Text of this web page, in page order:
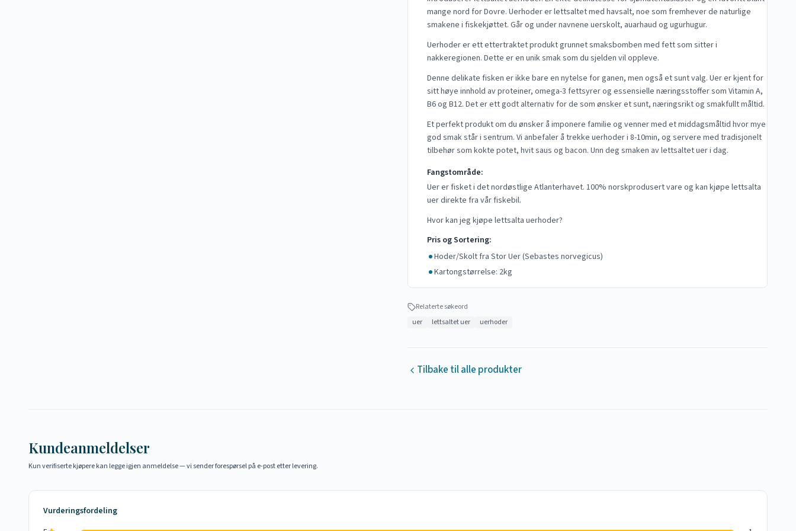
•Tin i kjøleskap over natten for best kvalitet
•Uer har fast, hvitt kjøtt med mild og fin smak
•Passer godt til både steking, ovnsbaking og suppe
•Hel ovnsbakt uer med rotgrønnsaker
mange nord for Dovre. Uerhoder er lettsaltet med havsalt, noe som fremhever de naturlige
smakene i fiskekjøttet. Går og under navnene uerskolt, auarhaud og ugurhugur.
Uerhoder er ett ettertraktet produkt grunnet smaksbomben med fett som sitter i
nakkeregionen. Dette er en unik smak som du sjelden vil oppleve.
Denne delikate fisken er ikke bare en nytelse for ganen, men også et sunt valg. Uer er kjent for
sitt høye innhold av proteiner, omega-3 fettsyrer og essensielle næringsstoffer som Vitamin A,
B6 og B12. Det er ett godt alternativ for de som ønsker et sunt, næringsrikt og smakfullt måltid.
Et perfekt produkt om du ønsker å imponere familie og venner med et middagsmåltid hvor mye
god smak står i sentrum. Vi anbefaler å trekke uerhoder i 8-10min, og servere med tradisjonelt
tilbehør som kokte potet, hvit saus og bacon. Unn deg smaken av lettsaltet uer i dag.
Fangstområde:
Uer er fisket i det nordøstlige Atlanterhavet. 100% norskprodusert vare og kan kjøpe lettsalta
uer direkte fra vår fiskebil.
Hvor kan jeg kjøpe lettsalta uerhoder?
Pris og Sortering:
Hoder/Skolt fra Stor Uer (Sebastes norvegicus)
Kartongstørrelse: 2kg
Relaterte søkeord
uer
lettsaltet uer uerhoder
Tilbake til alle produkter
Kundeanmeldelser
Kun verifiserte kjøpere kan legge igjen anmeldelse — vi sender forespørsel på e-post etter levering.
Vurderingsfordeling